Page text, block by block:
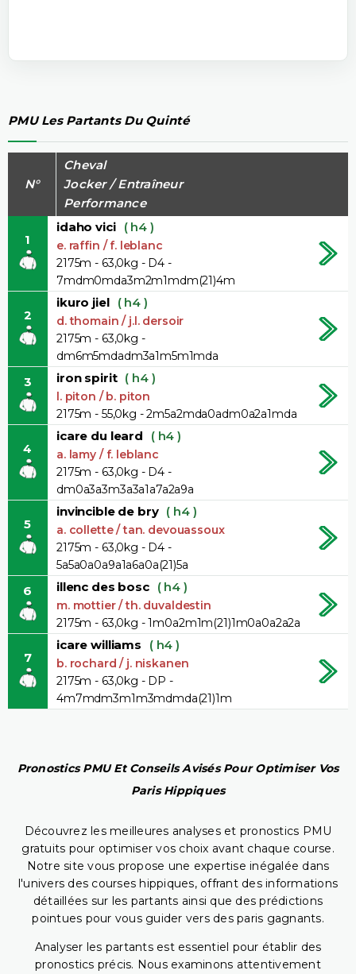
PMU Les Partants Du Quinté
N°
Cheval
Jocker / Entraîneur
Performance
1
idaho vici ( h4 )
e. raffin / f. leblanc
2175m - 63,0kg - D4 -
7mdm0mda3m2m1mdm(21)4m
2
ikuro jiel ( h4 )
d. thomain / j.l. dersoir
2175m - 63,0kg -
dm6m5mdadm3a1m5m1mda
3 iron spirit ( h4 )
l. piton / b. piton
2175m - 55,0kg - 2m5a2mda0adm0a2a1mda
4
icare du leard ( h4 )
a. lamy / f. leblanc
2175m - 63,0kg - D4 -
dm0a3a3m3a3a1a7a2a9a
5
invincible de bry ( h4 )
a. collette / tan. devouassoux
2175m - 63,0kg - D4 -
5a5a0a0a9a1a6a0a(21)5a
6 illenc des bosc ( h4 )
m. mottier / th. duvaldestin
2175m - 63,0kg - 1m0a2m1m(21)1m0a0a2a2a
7
icare williams ( h4 )
b. rochard / j. niskanen
2175m - 63,0kg - DP -
4m7mdm3m1m3mdmda(21)1m
Pronostics PMU Et Conseils Avisés Pour Optimiser Vos
Paris Hippiques
Découvrez les meilleures analyses et pronostics PMU
gratuits pour optimiser vos choix avant chaque course.
Notre site vous propose une expertise inégalée dans
l'univers des courses hippiques, offrant des informations
détaillées sur les partants ainsi que des prédictions
pointues pour vous guider vers des paris gagnants.
Analyser les partants est essentiel pour établir des
pronostics précis. Nous examinons attentivement